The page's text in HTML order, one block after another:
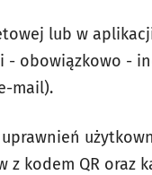
lub w
- obowiązkowo -
mail).
z kodem QR